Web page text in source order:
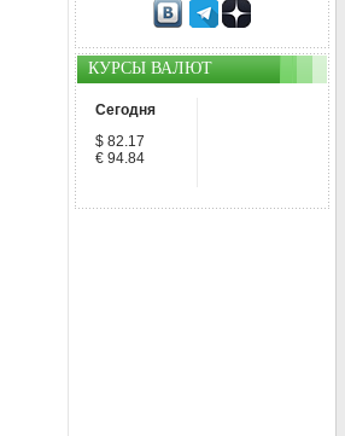
КУРСЫ ВАЛЮТ
Сегодня
$ 82.17
€ 94.84